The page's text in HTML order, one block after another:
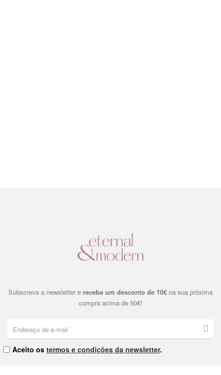
Subscreva a newsletter e receba um desconto de 10€ na sua próxima
compra acima de 50€!
Aceito os termos e condições da newsletter.